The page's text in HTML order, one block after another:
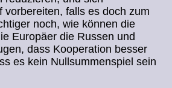
vorbereiten, falls es doch zum
noch, wie können die
Europäer die Russen und
dass Kooperation besser
es kein Nullsummenspiel sein